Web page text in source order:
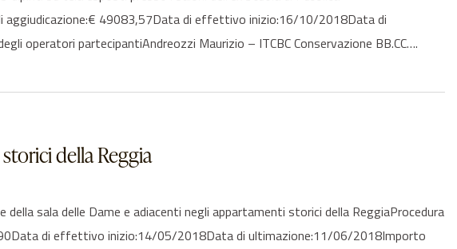
aggiudicazione:€ 49083,57Data di effettivo inizio:16/10/2018Data di
operatori partecipantiAndreozzi Maurizio – ITCBC Conservazione BB.CC….
della Reggia
sala delle Dame e adiacenti negli appartamenti storici della ReggiaProcedura
di effettivo inizio:14/05/2018Data di ultimazione:11/06/2018Importo